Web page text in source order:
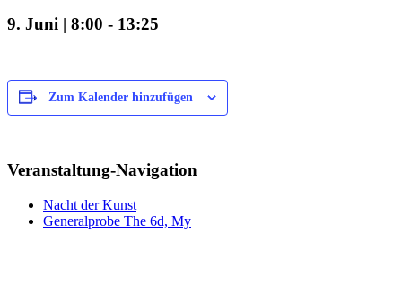
9. Juni | 8:00 - 13:25
Zum Kalender hinzufügen
Veranstaltung-Navigation
Nacht der Kunst
Generalprobe The 6d, My